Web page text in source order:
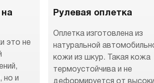
на
это не
но и
Рулевая оплетка
Оплетка изготовлена из
натуральной
кожи из шкур. Такая кожа
термоустойчива и не
деформируется от